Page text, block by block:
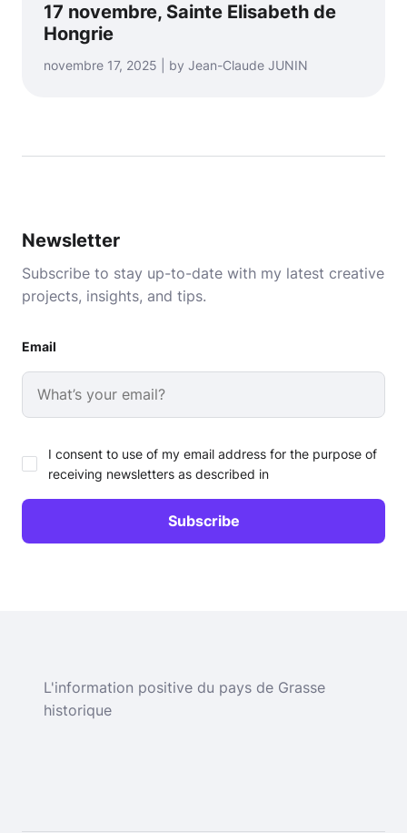
17 novembre, Sainte Elisabeth de
Hongrie
novembre 17, 2025 | by Jean-Claude JUNIN
Newsletter
Subscribe to stay up-to-date with my latest creative
projects, insights, and tips.
Email
I consent to use of my email address for the purpose of
receiving newsletters as described in
L'information positive du pays de Grasse
historique